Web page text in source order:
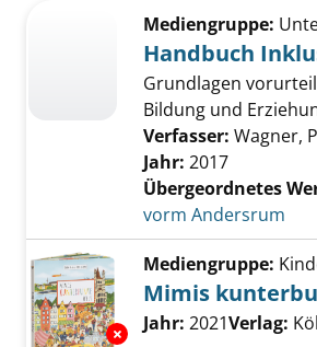
Zu den Suchfiltern springen
Mediengruppe:
Handbuch
Grundlagen
Bildung und
Verfasser: Wagner,
Jahr: 2017
Übergeordnetes
vorm Andersrum
Exemplar-Details von
Mediengruppe:
Mimis
Suche nach diesem
Jahr: 2021Verlag: